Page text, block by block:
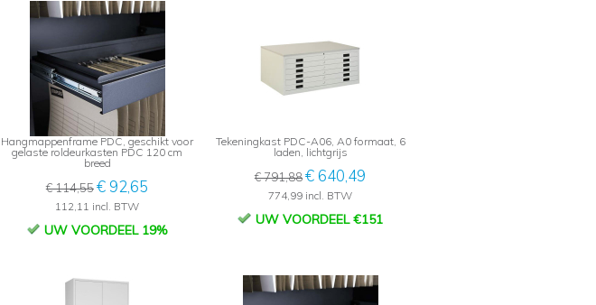
Hangmappenframe PDC, geschikt voor
gelaste roldeurkasten PDC 120 cm
breed
€ 114,55€ 92,65
112,11 incl. BTW
UW VOORDEEL 19%
Tekeningkast PDC-A06, A0 formaat, 6
laden, lichtgrijs
€ 791,88€ 640,49
774,99 incl. BTW
UW VOORDEEL €151